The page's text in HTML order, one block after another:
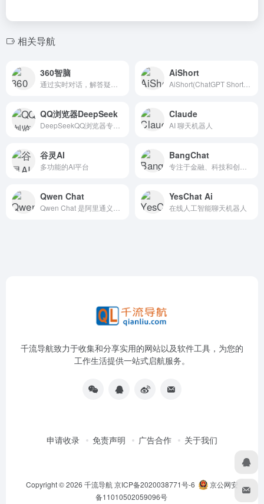
相关导航
360智脑 AiShort
QQ浏览器DeepSeek Claude
AI 聊天机器人
谷灵AI
多功能的AI平台
BangChat
Qwen Chat YesChat Ai
在线人工智能聊天机器人
千流导航致力于收集和分享实用的网站以及软件工具，为您的
工作生活提供一站式启航服务。
申请收录 免责声明 广告合作 关于我们
Copyright © 2026 千流导航京ICP备2020038771号-6
京公网安
备11010502059096号